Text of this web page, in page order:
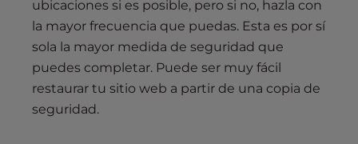
ubicaciones si es posible, pero si no, hazla con
la mayor frecuencia que puedas. Esta es por sí
sola la mayor medida de seguridad que
puedes completar. Puede ser muy fácil
restaurar tu sitio web a partir de una copia de
seguridad.